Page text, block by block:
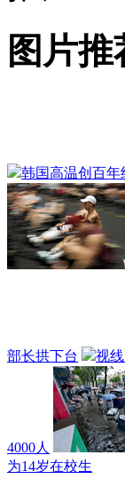
图片推
韩国高温创百年
部长拱下台 视
4000人
为14岁在校生